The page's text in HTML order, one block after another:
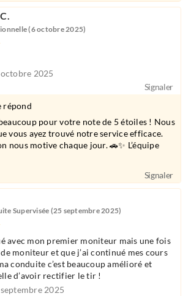
(6 octobre 2025)
2025
Signaler
répond
pour votre note de 5 étoiles ! Nous
vous ayez trouvé notre service efficace.
nous motive chaque jour. 🚗✨ L’équipe
Signaler
Supervisée (25 septembre 2025)
avec mon premier moniteur mais une fois
moniteur et que j’ai continué mes cours
conduite c’est beaucoup amélioré et
d’avoir rectifier le tir !
2025